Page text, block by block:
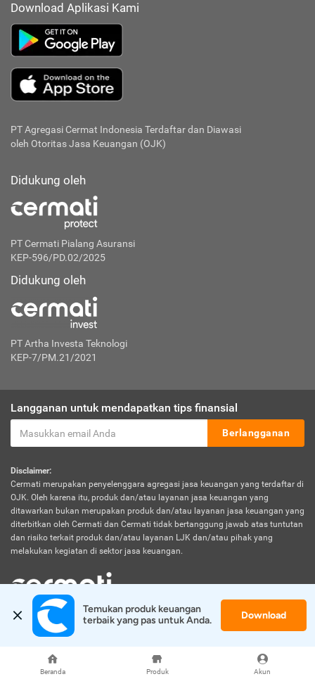
Beranda Produk Akun
Download Aplikasi Kami
PT Agregasi Cermat Indonesia Terdaftar dan Diawasi
oleh Otoritas Jasa Keuangan (OJK)
Didukung oleh
PT Cermati Pialang Asuransi
KEP-596/PD.02/2025
Didukung oleh
PT Artha Investa Teknologi
KEP-7/PM.21/2021
Langganan untuk mendapatkan tips finansial
Berlangganan
Disclaimer:
Cermati merupakan penyelenggara agregasi jasa keuangan yang terdaftar di
OJK. Oleh karena itu, produk dan/atau layanan jasa keuangan yang
ditawarkan bukan merupakan produk dan/atau layanan jasa keuangan yang
diterbitkan oleh Cermati dan Cermati tidak bertanggung jawab atas tuntutan
dan risiko terkait produk dan/atau layanan LJK dan/atau pihak yang
melakukan kegiatan di sektor jasa keuangan.
© 2026 Cermati. All Rights Reserved.
Temukan produk keuangan
terbaik yang pas untuk Anda.
Download